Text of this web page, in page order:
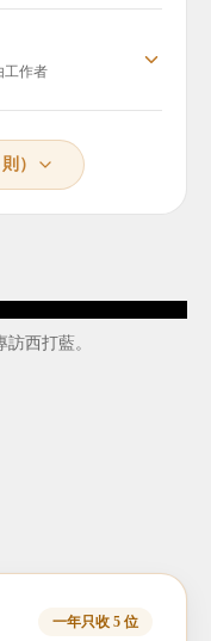
工作者
）
訪西打藍。
一年只收 5 位